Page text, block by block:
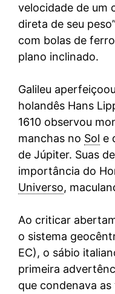
velocidade de um
direta de seu
com bolas de
plano inclinado.
Galileu
holandês Hans
1610 observou
manchas no Sol e
de Júpiter. Suas
importância do
Universo,
Ao criticar
o sistema
EC), o sábio
primeira
que condenava